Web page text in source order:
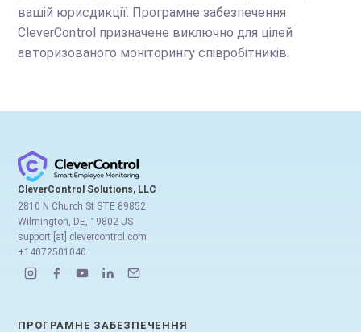
вашій юрисдикції. Програмне забезпечення
CleverControl призначене виключно для цілей
авторизованого моніторингу співробітників.
CleverControl Solutions, LLC
2810 N Church St STE 89852
Wilmington, DE, 19802 US
support [at] clevercontrol.com
+14072501040
ПРОГРАМНЕ ЗАБЕЗПЕЧЕННЯ